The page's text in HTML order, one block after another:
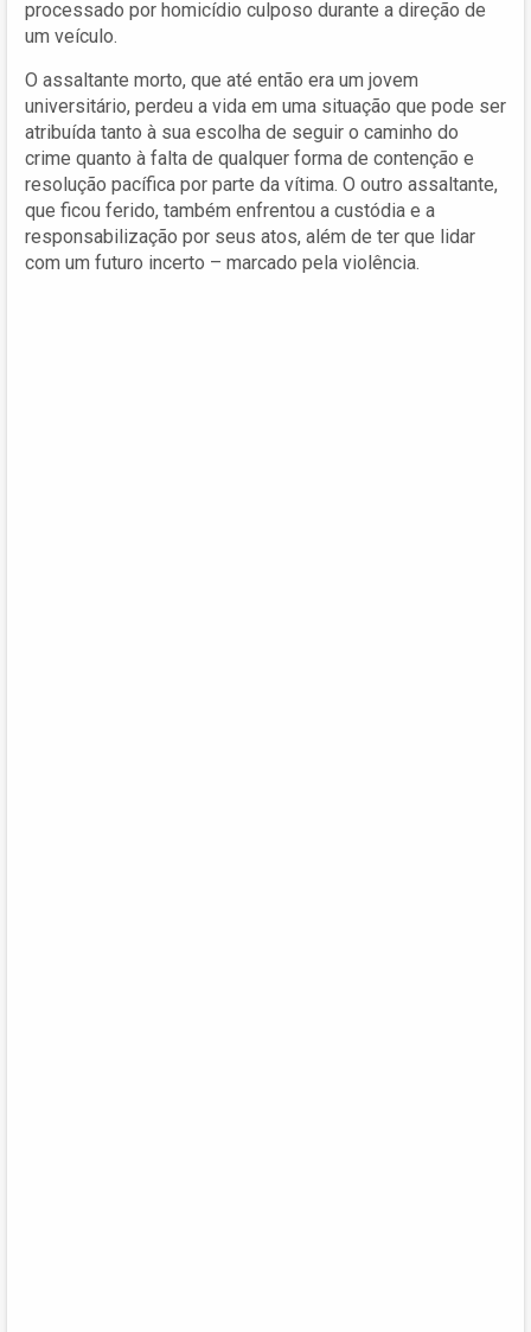
processado por homicídio culposo durante a direção de
um veículo.
O assaltante morto, que até então era um jovem
universitário, perdeu a vida em uma situação que pode ser
atribuída tanto à sua escolha de seguir o caminho do
crime quanto à falta de qualquer forma de contenção e
resolução pacífica por parte da vítima. O outro assaltante,
que ficou ferido, também enfrentou a custódia e a
responsabilização por seus atos, além de ter que lidar
com um futuro incerto – marcado pela violência.